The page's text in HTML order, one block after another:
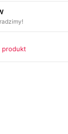
produkt